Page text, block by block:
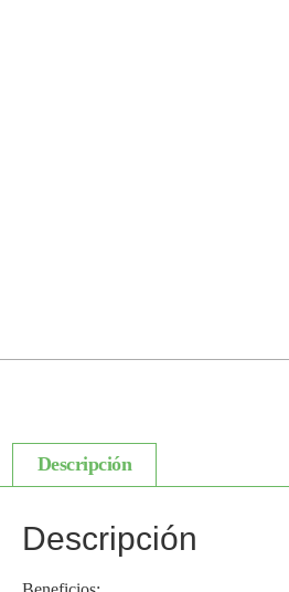
Descripción
Descripción